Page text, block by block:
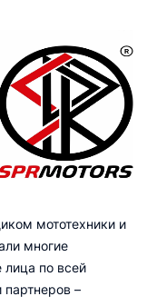
мототехники и
многие
лица по всей
–